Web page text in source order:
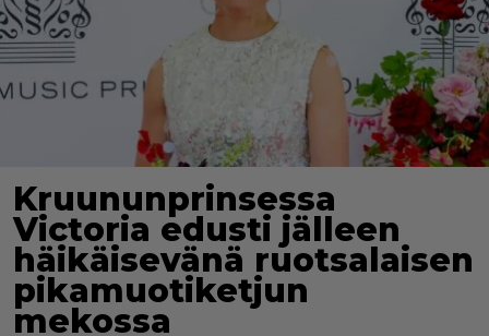
Kruununprinsessa
Victoria edusti jälleen
häikäisevänä ruotsalaisen
pikamuotiketjun
mekossa